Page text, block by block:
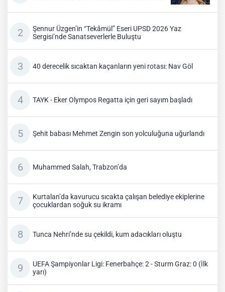
Şennur Üzgen’in “Tekâmül” Eseri UPSD 2026 Yaz
Sergisi’nde Sanatseverlerle Buluştu
40 derecelik sıcaktan kaçanların yeni rotası: Nav Göl
TAYK - Eker Olympos Regatta için geri sayım başladı
Şehit babası Mehmet Zengin son yolculuğuna uğurlandı
Muhammed Salah, Trabzon’da
Kurtalan’da kavurucu sıcakta çalışan belediye ekiplerine
çocuklardan soğuk su ikramı
Tunca Nehri’nde su çekildi, kum adacıkları oluştu
UEFA Şampiyonlar Ligi: Fenerbahçe: 2 - Sturm Graz: 0 (İlk
yarı)